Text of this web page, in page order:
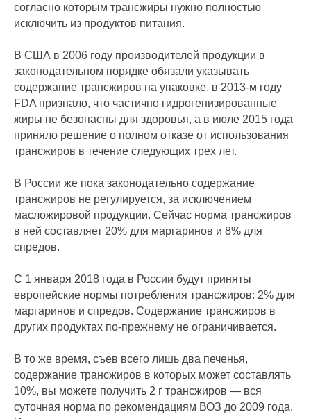
согласно которым трансжиры нужно полностью
исключить из продуктов питания.
В США в 2006 году производителей продукции в
законодательном порядке обязали указывать
содержание трансжиров на упаковке, в 2013-м году
FDA признало, что частично гидрогенизированные
жиры не безопасны для здоровья, а в июле 2015 года
приняло решение о полном отказе от использования
трансжиров в течение следующих трех лет.
В России же пока законодательно содержание
трансжиров не регулируется, за исключением
масложировой продукции. Сейчас норма трансжиров
в ней составляет 20% для маргаринов и 8% для
спредов.
С 1 января 2018 года в России будут приняты
европейские нормы потребления трансжиров: 2% для
маргаринов и спредов. Содержание трансжиров в
других продуктах по-прежнему не ограничивается.
В то же время, съев всего лишь два печенья,
содержание трансжиров в которых может составлять
10%, вы можете получить 2 г трансжиров — вся
суточная норма по рекомендациям ВОЗ до 2009 года.